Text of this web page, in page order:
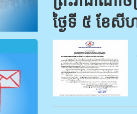
ថ្ងៃទី ៥ ខែសី